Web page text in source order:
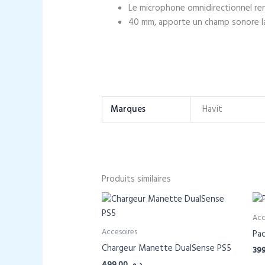
Le microphone omnidirectionnel
40 mm, apporte un champ sonore
Marques Havit
Produits similaires
Accesoires
Chargeur Manette DualSense PS5